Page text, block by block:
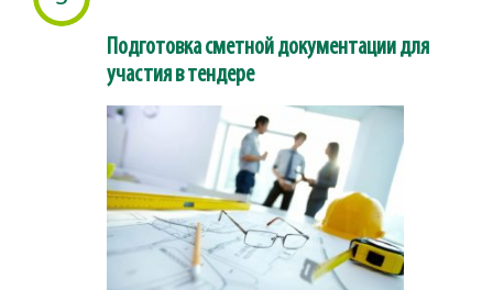
Подготовка сметной документации для
участия в тендере